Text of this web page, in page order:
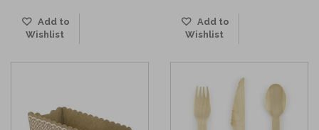
Add to
Wishlist
Add to
Wishlist